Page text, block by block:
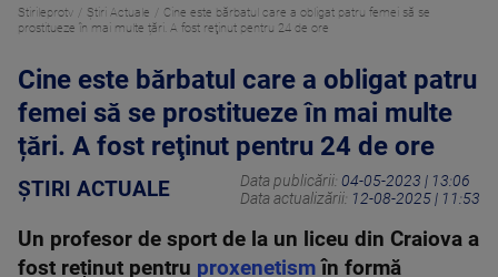
Stirileprotv Știri Actuale
Cine este bărbatul care a obligat patru femei să se
prostitueze în mai multe țări. A fost reţinut pentru 24 de ore
Cine este bărbatul care a obligat patru
femei să se prostitueze în mai multe
țări. A fost reţinut pentru 24 de ore
ȘTIRI ACTUALE Data publicării: 04-05-2023 | 13:06
Data actualizării: 12-08-2025 | 11:53
Un profesor de sport de la un liceu din Craiova a
fost reținut pentru proxenetismîn formă